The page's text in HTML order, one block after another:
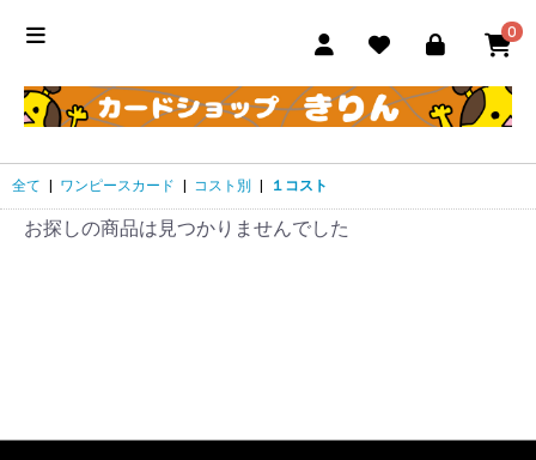
0
全て | ワンピースカード | コスト別 | １コスト
お探しの商品は見つかりませんでした